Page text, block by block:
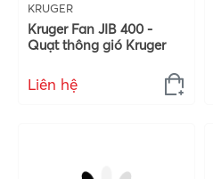
KRUGER
Kruger Fan JIB 400 -
Quạt thông gió Kruger
Liên hệ